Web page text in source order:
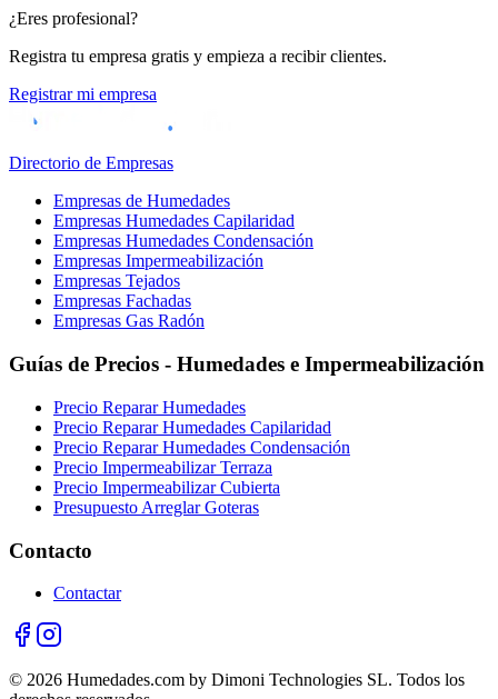
¿Eres profesional?
Registra tu empresa gratis y empieza a recibir clientes.
Registrar mi empresa
Directorio de Empresas
Empresas de Humedades
Empresas Humedades Capilaridad
Empresas Humedades Condensación
Empresas Impermeabilización
Empresas Tejados
Empresas Fachadas
Empresas Gas Radón
Guías de Precios - Humedades e Impermeabilización
Precio Reparar Humedades
Precio Reparar Humedades Capilaridad
Precio Reparar Humedades Condensación
Precio Impermeabilizar Terraza
Precio Impermeabilizar Cubierta
Presupuesto Arreglar Goteras
Contacto
Contactar
© 2026 Humedades.com by Dimoni Technologies SL. Todos los